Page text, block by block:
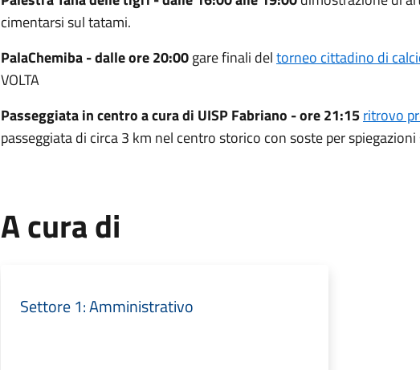
cimentarsi sul tatami.
PalaChemiba - dalle ore 20:00gare finali deltorneo cittadino di
VOLTA
Passeggiata in centro a cura di UISP Fabriano - ore 21:15ritrovo
passeggiata di circa 3 km nel centro storico con soste per
A cura di
Settore 1: Amministrativo